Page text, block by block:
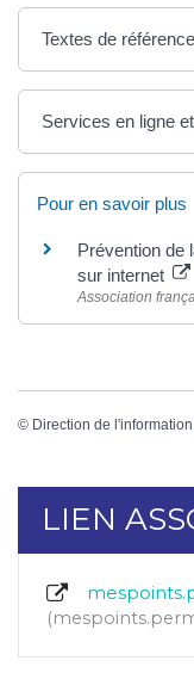
Textes de référence
Services en ligne
Pour en savoir plus
Prévention de
sur internet
Association
© Direction de
LIEN